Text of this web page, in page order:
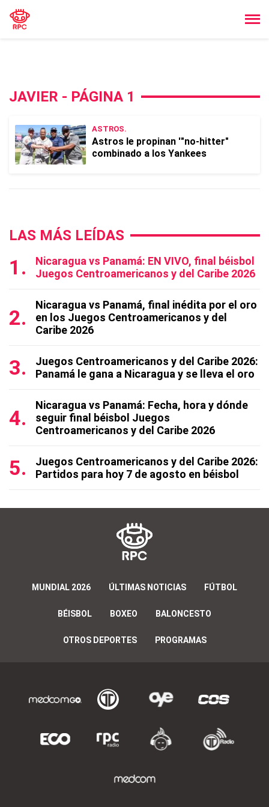
JAVIER - PÁGINA 1
ASTROS.
Astros le propinan '"no-hitter"
combinado a los Yankees
LAS MÁS LEÍDAS
Nicaragua vs Panamá: EN VIVO, final béisbol
Juegos Centroamericanos y del Caribe 2026
Nicaragua vs Panamá, final inédita por el oro
en los Juegos Centroamericanos y del
Caribe 2026
Juegos Centroamericanos y del Caribe 2026:
Panamá le gana a Nicaragua y se lleva el oro
Nicaragua vs Panamá: Fecha, hora y dónde
seguir final béisbol Juegos
Centroamericanos y del Caribe 2026
Juegos Centroamericanos y del Caribe 2026:
Partidos para hoy 7 de agosto en béisbol
MUNDIAL 2026 ÚLTIMAS NOTICIAS FÚTBOL
BÉISBOL BOXEO BALONCESTO
OTROS DEPORTES PROGRAMAS